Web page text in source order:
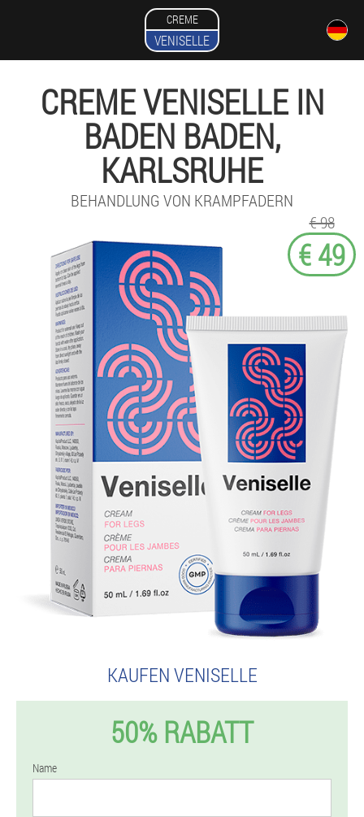
CREME
VENISELLE
CREME VENISELLE IN
BADEN BADEN,
KARLSRUHE
BEHANDLUNG VON KRAMPFADERN
€ 98
€ 49
KAUFEN VENISELLE
50% RABATT
Name